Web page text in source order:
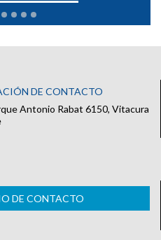
DE CONTACTO
Antonio Rabat 6150, Vitacura
DE CONTACTO